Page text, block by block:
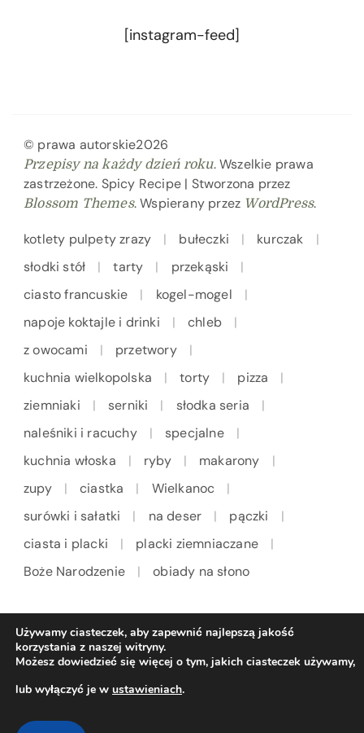
[instagram-feed]
© prawa autorskie2026
Przepisy na każdy dzień roku. Wszelkie prawa
zastrzeżone. Spicy Recipe | Stworzona przez
Blossom Themes. Wspierany przez WordPress.
kotlety pulpety zrazy bułeczki
kurczak
słodki stół
tarty
przekąski
ciasto francuskie
kogel-mogel
napoje koktajle i drinki
chleb
z owocami
przetwory
kuchnia wielkopolska
torty
pizza
ziemniaki
serniki
słodka seria
naleśniki i racuchy
specjalne
kuchnia włoska
ryby
makarony
zupy
ciastka
Wielkanoc
surówki i sałatki
na deser
pączki
ciasta i placki
placki ziemniaczane
Boże Narodzenie
obiady na słono
Używamy ciasteczek, aby zapewnić najlepszą jakość
korzystania z naszej witryny.
Możesz dowiedzieć się więcej o tym, jakich ciasteczek używamy,
lub wyłączyć je w ustawieniach.